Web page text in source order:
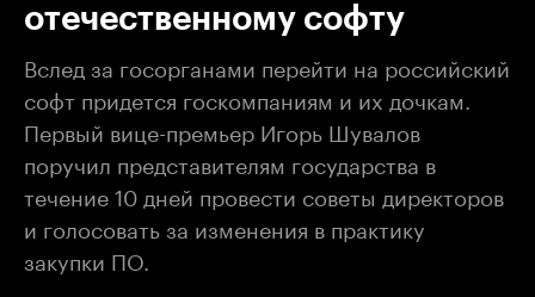
отечественному софту
Вслед за госорганами перейти на российский
софт придется госкомпаниям и их дочкам.
Первый вице-премьер Игорь Шувалов
поручил представителям государства в
течение 10 дней провести советы директоров
и голосовать за изменения в практику
закупки ПО.